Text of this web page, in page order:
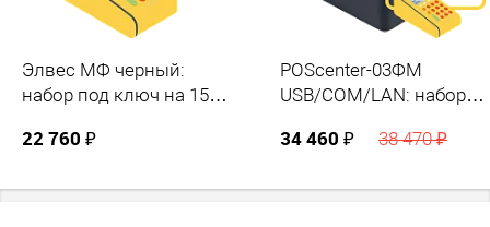
Элвес МФ черный:
набор под ключ на 15
22 760 ₽
POScenter-03ФM
USB/COM/LAN: набор
+ ПОДАРОК
34 460 ₽ 38 470 ₽